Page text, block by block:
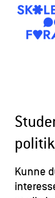
e
g
F
o
Kunne